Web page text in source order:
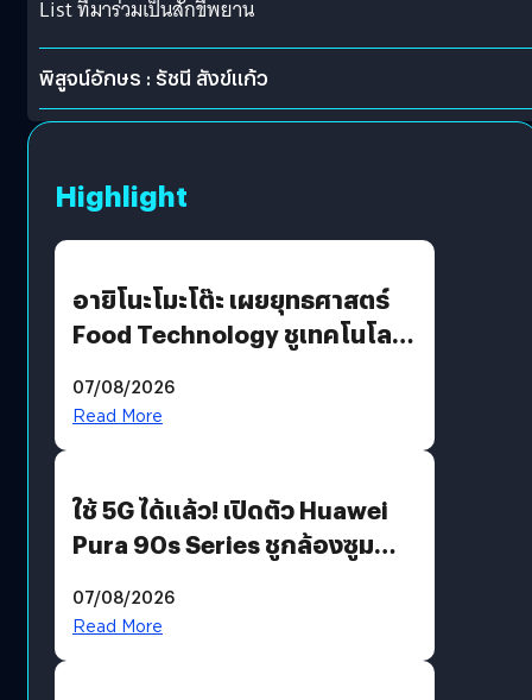
List ที่มาร่วมเป็นสักขีพยาน
พิสูจน์อักษร : รัชนี สังข์แก้ว
Highlight
อายิโนะโมะโต๊ะ เผยยุทธศาสตร์
Food Technology ชูเทคโนโลยี
บริโภคและ B2B
07/08/2026
Read More
ใช้ 5G ได้แล้ว! เปิดตัว Huawei
Pura 90s Series ชูกล้องซูม
07/08/2026
Read More